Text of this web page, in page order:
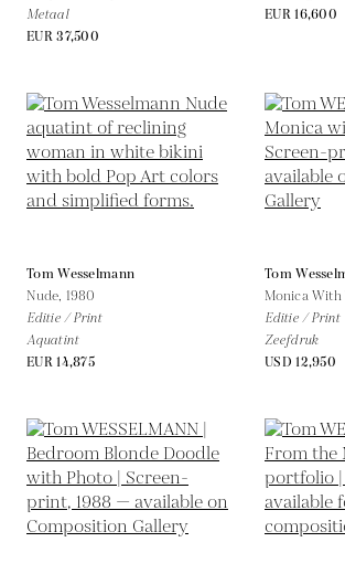
Metaal
EUR 37,500
EUR 16,600
Tom Wesselmann
Nude, 1980
Editie / Print
Aquatint
EUR 14,875
Tom
Monica With
Editie / Print
Zeefdruk
USD 12,950